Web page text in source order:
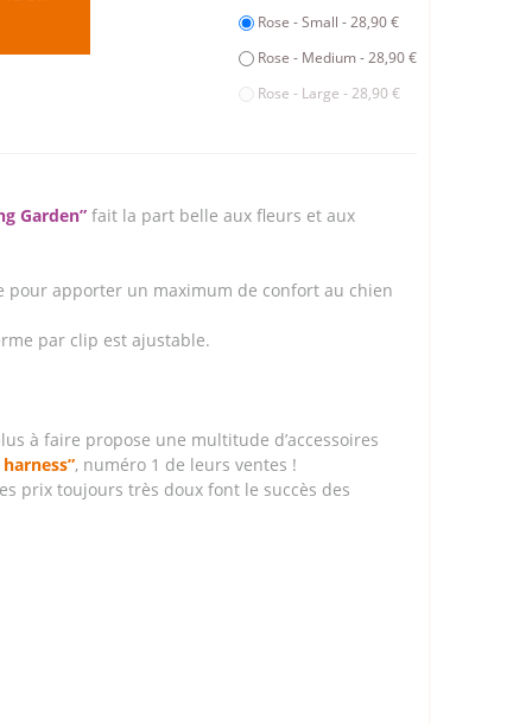
Rose - Small - 28,90 €
Rose - Medium - 28,90 €
Rose - Large - 28,90 €
Garden” fait la part belle aux fleurs et aux
pour apporter un maximum de confort au chien
par clip est ajustable.
à faire propose une multitude d’accessoires
, numéro 1 de leurs ventes !
prix toujours très doux font le succès des